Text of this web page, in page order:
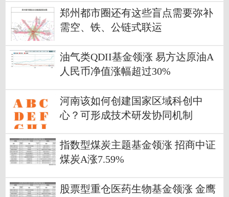
郑州都市圈还有这些盲点需要弥补
需空、铁、公链式联运
油气类QDII基金领涨 易方达原油A
人民币净值涨幅超过30%
河南该如何创建国家区域科创中
心？可形成技术研发协同机制
指数型煤炭主题基金领涨 招商中证
煤炭A涨7.59%
股票型重仓医药生物基金领涨 金鹰